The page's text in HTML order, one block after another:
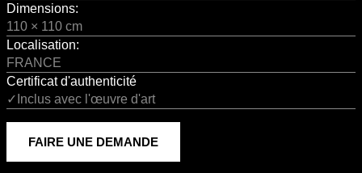
Dimensions:
110 × 110 cm
Localisation:
FRANCE
Certificat d'authenticité
✓Inclus avec l'œuvre d'art
FAIRE UNE DEMANDE